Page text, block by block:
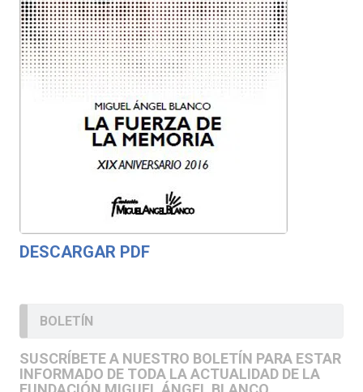
DESCARGAR PDF
BOLETÍN
SUSCRÍBETE A NUESTRO BOLETÍN PARA ESTAR
INFORMADO DE TODA LA ACTUALIDAD DE LA